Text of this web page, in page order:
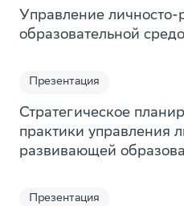
Сайт
Подкаст
Урок
Приложение
Квиз
Управление
образовательной
Презентация
Стратегическое
практики управления
развивающей
Презентация